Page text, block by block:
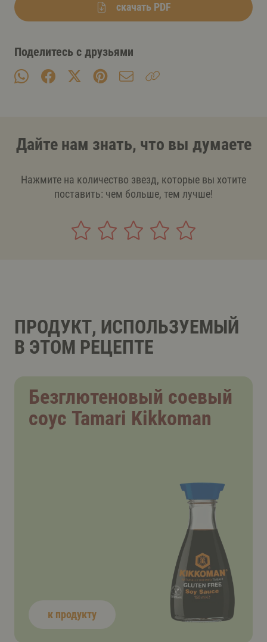
скачать PDF
Поделитесь с друзьями
Дайте нам знать, что вы думаете
Нажмите на количество звезд, которые вы хотите
поставить: чем больше, тем лучше!
ПРОДУКТ, ИСПОЛЬЗУЕМЫЙ
В ЭТОМ РЕЦЕПТЕ
Безглютеновый соевый
соус Tamari Kikkoman
к продукту